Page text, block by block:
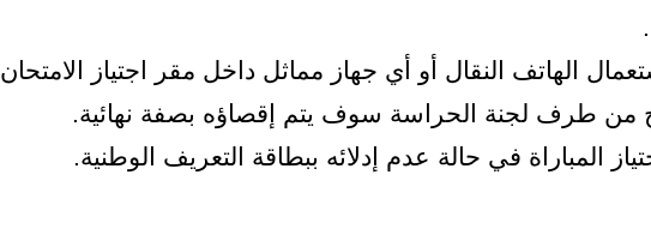
الهاتف النقال أو أي جهاز مماثل داخل مقر اجتياز الامتحان
طرف لجنة الحراسة سوف يتم إقصاؤه بصفة نهائية.
المباراة في حالة عدم إدلائه ببطاقة التعريف الوطنية.